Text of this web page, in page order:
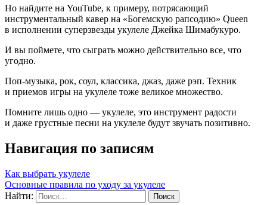
Но найдите на YouTube, к примеру, потрясающий
инструментальный кавер на «Богемскую рапсодию» Queen
в исполнении суперзвезды укулеле Джейка Шимабукуро.
И вы поймете, что сыграть можно действительно все, что
угодно.
Поп-музыка, рок, соул, классика, джаз, даже рэп. Техник
и приемов игры на укулеле тоже великое множество.
Помните лишь одно — укулеле, это инструмент радости
и даже грустные песни на укулеле будут звучать позитивно.
Навигация по записям
Как выбрать укулеле
Основные правила по уходу за укулеле
Найти: